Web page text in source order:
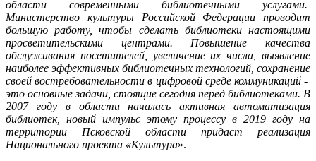
области современными библиотечными услугами.
Министерство культуры Российской Федерации проводит
большую работу, чтобы сделать библиотеки настоящими
просветительскими центрами. Повышение качества
обслуживания посетителей, увеличение их числа, выявление
наиболее эффективных библиотечных технологий, сохранение
своей востребовательности в цифровой среде коммуникаций -
это основные задачи, стоящие сегодня перед библиотеками. В
2007 году в области началась активная автоматизация
библиотек, новый импульс этому процессу в 2019 году на
территории Псковской области придаст реализация
Национального проекта «Культура».